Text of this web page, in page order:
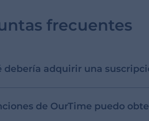
frecuentes
debería adquirir una
de OurTime puedo